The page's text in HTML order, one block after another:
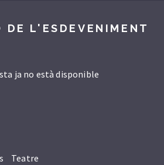
DE L'ESDEVENIMENT
ja no està disponible
Teatre